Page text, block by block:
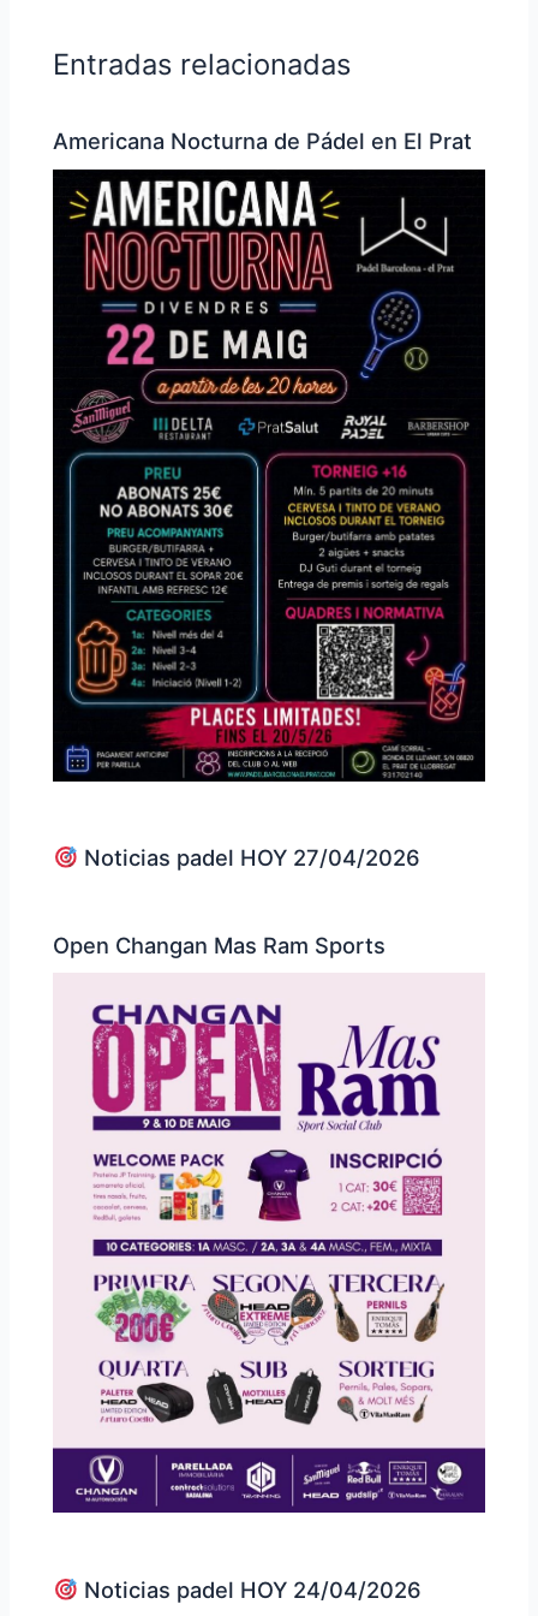
Entradas relacionadas
Americana Nocturna de Pádel en El Prat
Noticias padel HOY 27/04/2026
Open Changan Mas Ram Sports
Noticias padel HOY 24/04/2026